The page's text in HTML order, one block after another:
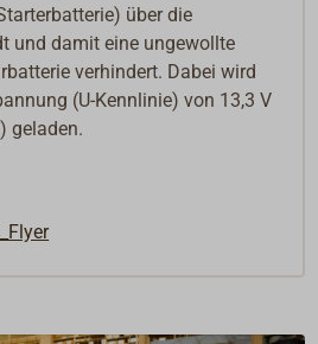
über die
und damit eine ungewollte
verhindert. Dabei wird
(U-Kennlinie) von 13,3 V
geladen.